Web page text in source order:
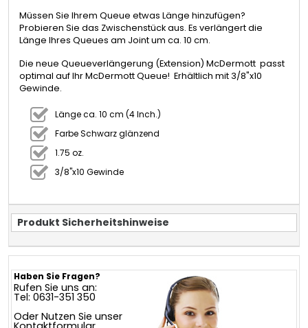
Müssen Sie Ihrem Queue etwas Länge hinzufügen?
Probieren Sie das Zwischenstück aus. Es verlängert die
Länge Ihres Queues am Joint um ca. 10 cm.
Die neue Queueverlängerung (Extension) McDermott passt
optimal auf Ihr McDermott Queue! Erhältlich mit 3/8"x10
Gewinde.
Länge ca. 10 cm (4 Inch.)
Farbe Schwarz glänzend
1.75 oz.
3/8"x10 Gewinde
Produkt Sicherheitshinweise
Haben Sie Fragen?
Rufen Sie uns an:
Tel: 0631-351 350
Oder Nutzen Sie unser